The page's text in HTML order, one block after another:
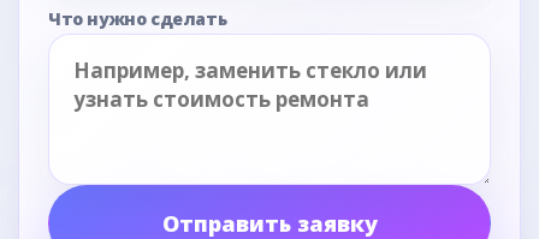
Что нужно сделать
Отправить заявку